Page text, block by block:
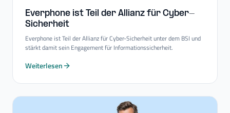
Everphone ist Teil der Allianz für Cyber-​
Sicherheit
Everphone ist Teil der Allianz für Cyber-Sicherheit unter dem BSI und
stärkt damit sein Engagement für Informationssicherheit.
Weiterlesen